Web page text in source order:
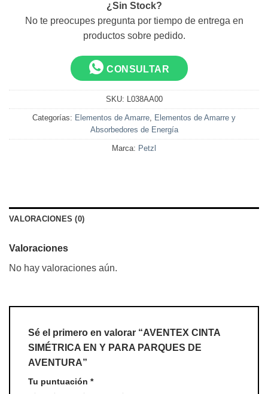
¿Sin Stock?
No te preocupes pregunta por tiempo de entrega en
productos sobre pedido.
CONSULTAR
SKU: L038AA00
Categorías: Elementos de Amarre, Elementos de Amarre y
Absorbedores de Energía
Marca: Petzl
VALORACIONES (0)
Valoraciones
No hay valoraciones aún.
Sé el primero en valorar “AVENTEX CINTA
SIMÉTRICA EN Y PARA PARQUES DE
AVENTURA”
Tu puntuación *